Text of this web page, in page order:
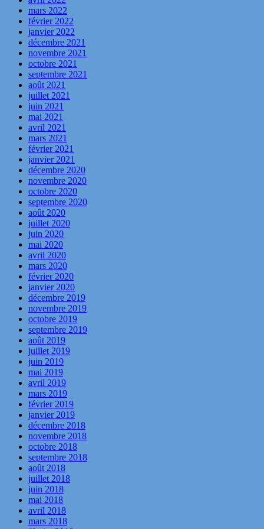
mars 2022
février 2022
janvier 2022
décembre 2021
novembre 2021
octobre 2021
septembre 2021
août 2021
juillet 2021
juin 2021
mai 2021
avril 2021
mars 2021
février 2021
janvier 2021
décembre 2020
novembre 2020
octobre 2020
septembre 2020
août 2020
juillet 2020
juin 2020
mai 2020
avril 2020
mars 2020
février 2020
janvier 2020
décembre 2019
novembre 2019
octobre 2019
septembre 2019
août 2019
juillet 2019
juin 2019
mai 2019
avril 2019
mars 2019
février 2019
janvier 2019
décembre 2018
novembre 2018
octobre 2018
septembre 2018
août 2018
juillet 2018
juin 2018
mai 2018
avril 2018
mars 2018